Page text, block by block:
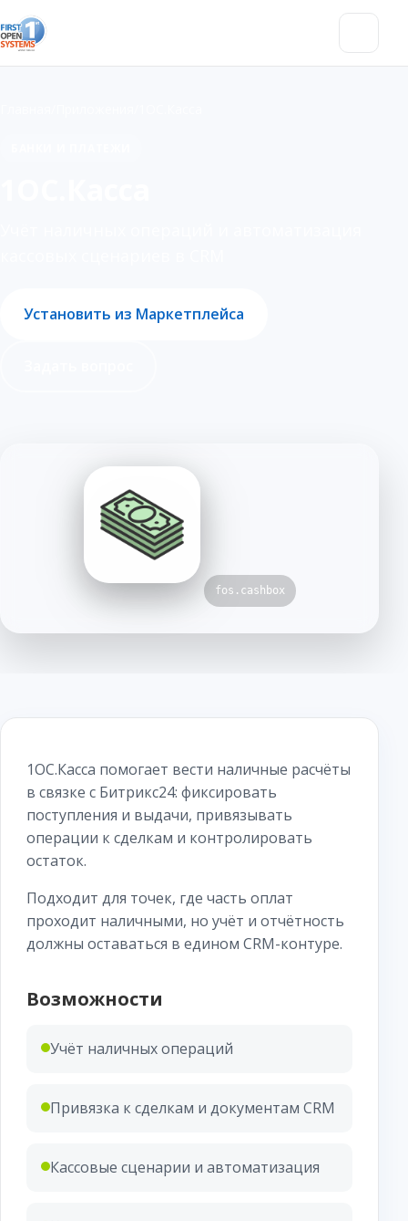
Установить из Маркетплейса
fos.cashbox
1ОС.Касса помогает вести наличные расчёты
в связке с Битрикс24: фиксировать
поступления и выдачи, привязывать
операции к сделкам и контролировать
остаток.
Подходит для точек, где часть оплат
проходит наличными, но учёт и отчётность
должны оставаться в едином CRM-контуре.
Возможности
Учёт наличных операций
Привязка к сделкам и документам CRM
Кассовые сценарии и автоматизация